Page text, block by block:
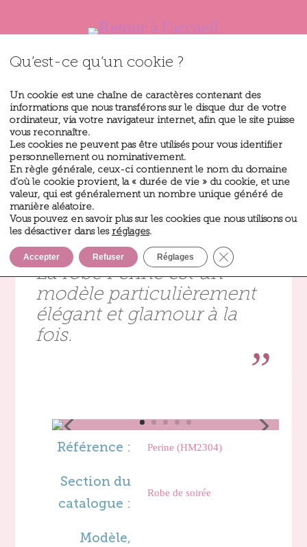
Perine
La robe Perine est un
modèle particulièrement
élégant et glamour à la
fois.
Référence : Perine (HM2304)
Section du
catalogue :
Robe de soirée
Modèle,
Qu’est-ce qu’un cookie ?
Un cookie est une chaîne de caractères contenant des
informations que nous transférons sur le disque dur de votre
ordinateur, via votre navigateur internet, afin que le site puisse
vous reconnaître.
Les cookies ne peuvent pas être utilisés pour vous identifier
personnellement ou nominativement.
En règle générale, ceux-ci contiennent le nom du domaine
d’où le cookie provient, la « durée de vie » du cookie, et une
valeur, qui est généralement un nombre unique généré de
manière aléatoire.
Vous pouvez en savoir plus sur les cookies que nous utilisons ou
les désactiver dans les réglages.
Accepter Refuser Réglages Fermer la